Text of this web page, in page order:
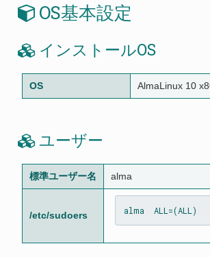
OS基本設定
インストールOS
OS AlmaLinux 10
ユーザー
標準ユーザー名 alma
/etc/sudoers